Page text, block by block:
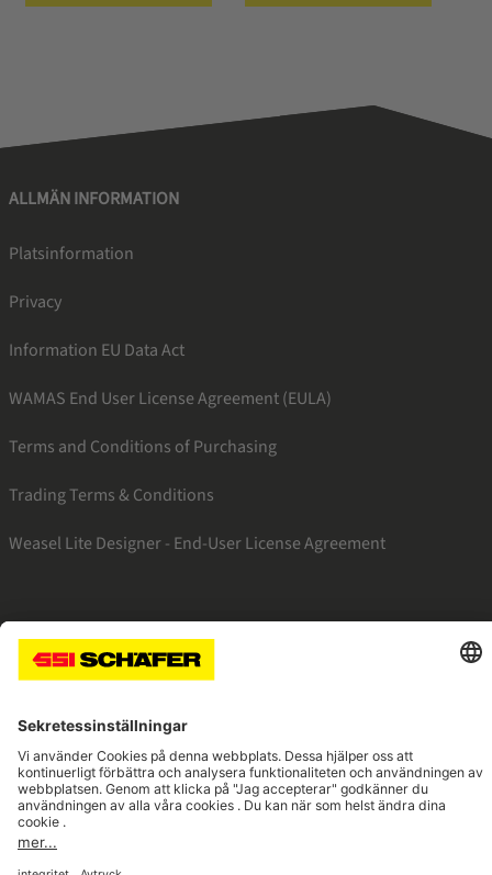
ALLMÄN INFORMATION
Platsinformation
Privacy
Information EU Data Act
WAMAS End User License Agreement (EULA)
Terms and Conditions of Purchasing
Trading Terms & Conditions
Weasel Lite Designer - End-User License Agreement
SSI instagramSSI linkedinSSI facebook
Navigate to home page